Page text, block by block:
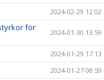
2024-02-29 12:02
för
2024-01-30 13:59
2024-01-29 17:13
2024-01-27 08:59